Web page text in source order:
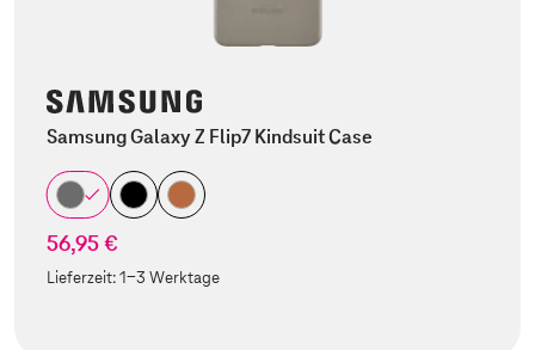
Samsung Galaxy Z Flip7 Kindsuit Case
56,95 €
Lieferzeit:1-3 Werktage